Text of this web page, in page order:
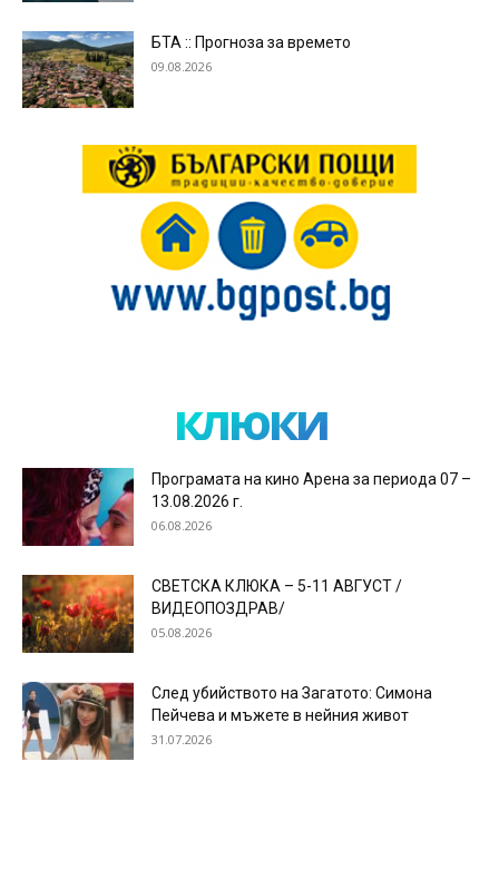
БТА :: Прогноза за времето
09.08.2026
клюки
Програмата на кино Арена за периода 07 –
13.08.2026 г.
06.08.2026
СВЕТСКА КЛЮКА – 5-11 АВГУСТ /
ВИДЕОПОЗДРАВ/
05.08.2026
След убийството на Загатото: Симона
Пейчева и мъжете в нейния живот
31.07.2026